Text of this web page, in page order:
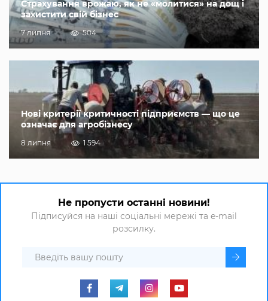
Страхування врожаю, як не «молитися» на дощ і
захистити свій бізнес
7 липня 504
Нові критерії критичності підприємств — що це
означає для агробізнесу
8 липня 1 594
Не пропусти останні новини!
Підписуйся на наші соціальні мережі та e-mail
розсилку.